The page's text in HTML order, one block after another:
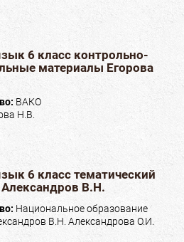
6 класс контрольно-
материалы Егорова
ВАКО
Н.В.
6 класс тематический
В.Н.
Национальное образование
В.Н. Александрова О.И.